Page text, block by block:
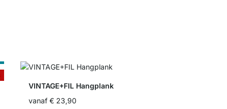
VINTAGE+FIL Hangplank
vanaf € 23,90